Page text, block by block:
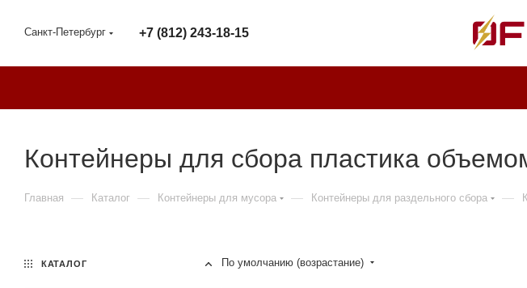
Санкт-Петербург +7 (812) 243-18-15
Контейнеры для сбора пластика
Главная — Каталог — Контейнеры для мусора — Контейнеры для раздельного сбора —
По умолчанию (возрастание)
КАТАЛОГ